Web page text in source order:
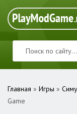
Главная » Игры »
Game